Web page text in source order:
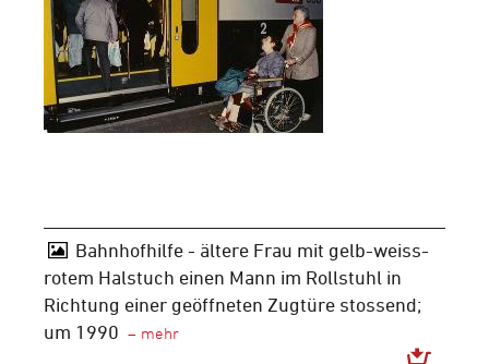
Bahnhofhilfe - ältere Frau mit gelb-weiss-
rotem Halstuch einen Mann im Rollstuhl in
Richtung einer geöffneten Zugtüre stossend;
um 1990